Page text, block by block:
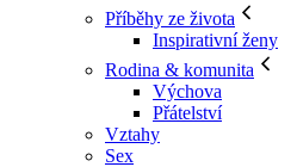
Příběhy ze života
Inspirativní ženy
Rodina & komunita
Výchova
Přátelství
Vztahy
Sex